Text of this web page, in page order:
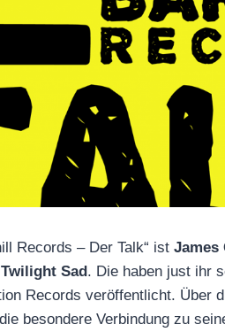
Records – Der Talk“ ist James
Sad . Die haben just ihr
Records veröffentlicht. Über
besondere Verbindung zu